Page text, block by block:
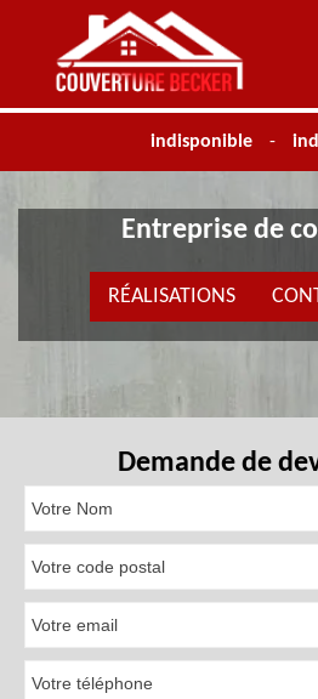
indisponible -
Entreprise de
RÉALISATIONS
Demande de